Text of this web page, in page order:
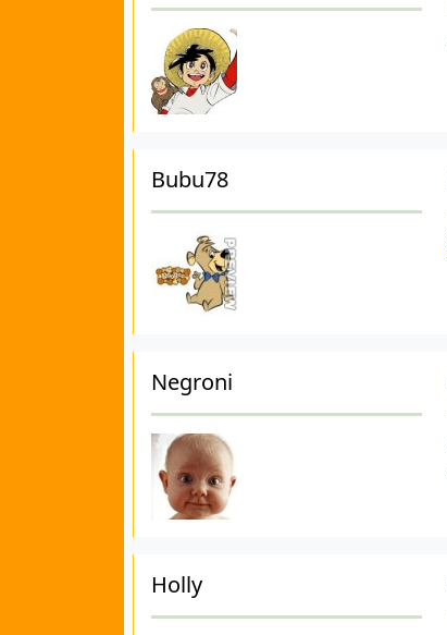
Bubu78
Negroni
Holly